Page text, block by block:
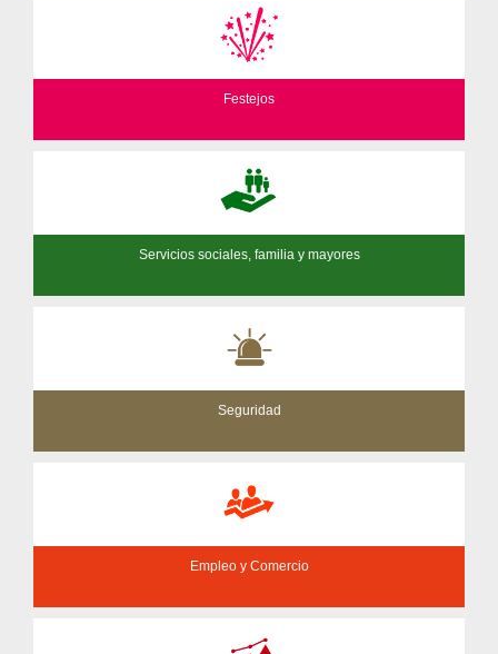
Festejos
Servicios sociales, familia y mayores
Seguridad
Empleo y Comercio